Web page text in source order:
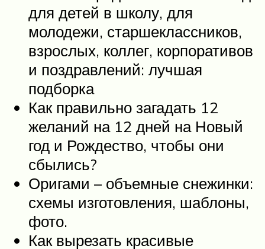
для детей в школу, для
молодежи, старшеклассников,
взрослых, коллег, корпоративов
и поздравлений: лучшая
подборка
Как правильно загадать 12
желаний на 12 дней на Новый
год и Рождество, чтобы они
сбылись?
Оригами – объемные снежинки:
схемы изготовления, шаблоны,
фото.
Как вырезать красивые